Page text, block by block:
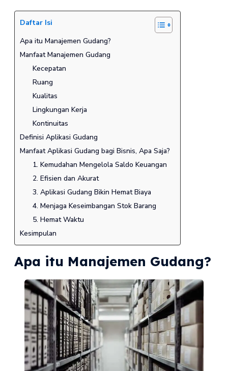
Daftar Isi
Apa itu Manajemen Gudang?
Manfaat Manajemen Gudang
Kecepatan
Ruang
Kualitas
Lingkungan Kerja
Kontinuitas
Definisi Aplikasi Gudang
Manfaat Aplikasi Gudang bagi Bisnis, Apa Saja?
1. Kemudahan Mengelola Saldo Keuangan
2. Efisien dan Akurat
3. Aplikasi Gudang Bikin Hemat Biaya
4. Menjaga Keseimbangan Stok Barang
5. Hemat Waktu
Kesimpulan
Apa itu Manajemen Gudang?